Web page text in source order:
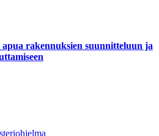
rakennuksien suunnitteluun ja